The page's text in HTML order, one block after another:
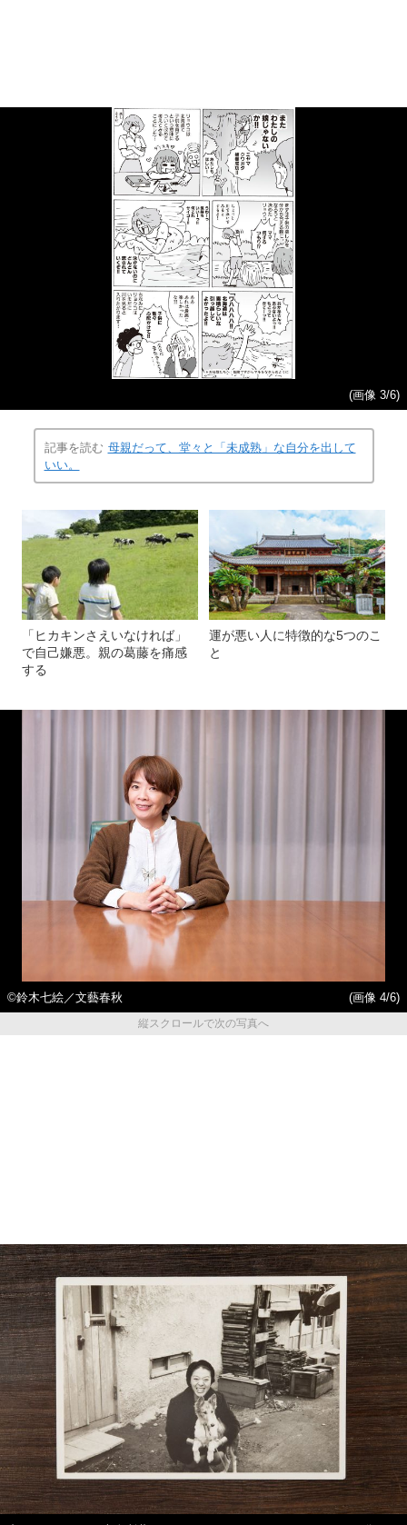
(画像 3/6)
記事を読む 母親だって、堂々と「未成熟」な自分を出して
いい。
「ヒカキンさえいなければ」
で自己嫌悪。親の葛藤を痛感
する
運が悪い人に特徴的な5つのこ
と
©鈴木七絵／文藝春秋
(画像 4/6)
縦スクロールで次の写真へ